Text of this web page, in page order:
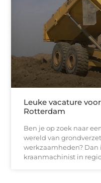
Leuke vacature
Rotterdam
Ben je op zoek naar
wereld van
werkzaamheden? Dan
kraanmachinist in